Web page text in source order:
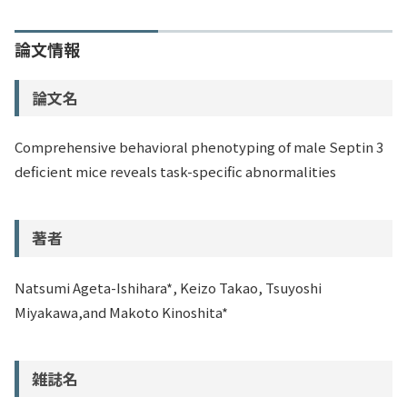
論文情報
論文名
Comprehensive behavioral phenotyping of male Septin 3
deficient mice reveals task-specific abnormalities
著者
Natsumi Ageta-Ishihara*, Keizo Takao, Tsuyoshi
Miyakawa,and Makoto Kinoshita*
雑誌名